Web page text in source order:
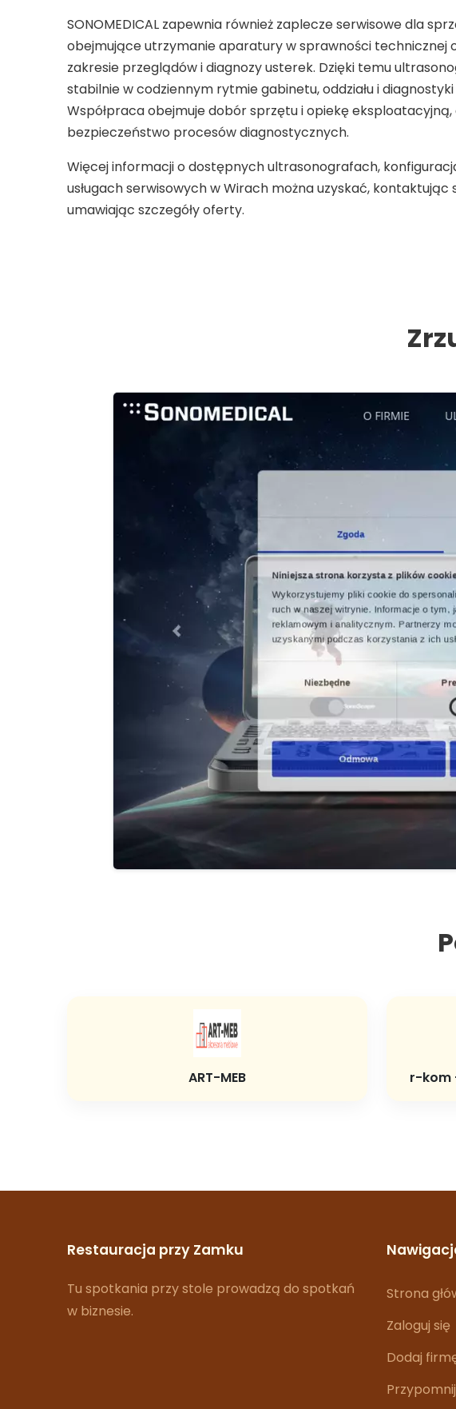
SONOMEDICAL zapewnia również zaplecze serwisowe dla
obejmujące utrzymanie aparatury w sprawności technicznej
zakresie przeglądów i diagnozy usterek. Dzięki temu
stabilnie w codziennym rytmie gabinetu, oddziału i
Współpraca obejmuje dobór sprzętu i opiekę eksploatacyjną,
bezpieczeństwo procesów diagnostycznych.
Więcej informacji o dostępnych ultrasonografach,
usługach serwisowych w Wirach można uzyskać, kontaktując
umawiając szczegóły oferty.
ART-MEB r-kom
Restauracja przy Zamku
Tu spotkania przy stole prowadzą do spotkań
w biznesie.
Strona
Zaloguj się
Dodaj